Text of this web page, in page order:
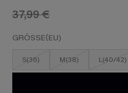
37,99 €
GRÖSSE(EU)
S(36) M(38) L(40/42)